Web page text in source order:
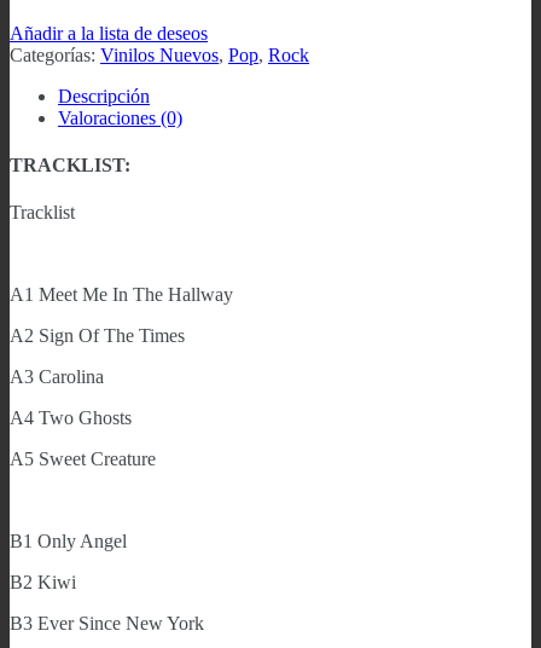
Añadir a la lista de deseos
Categorías: Vinilos Nuevos, Pop, Rock
Descripción
Valoraciones (0)
TRACKLIST:
Tracklist
A1 Meet Me In The Hallway
A2 Sign Of The Times
A3 Carolina
A4 Two Ghosts
A5 Sweet Creature
B1 Only Angel
B2 Kiwi
B3 Ever Since New York